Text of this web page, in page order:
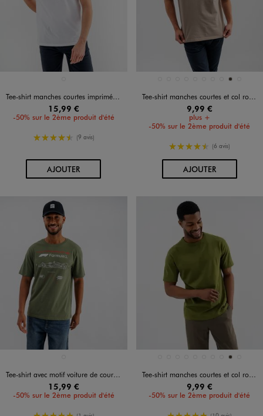
Tee-shirt manches courtes imprimé homme - Ashmolean Museum Oxford
15,99 €
-50% sur le 2ème produit d'été
4.5/5 de moyenne
(9 avis)
AJOUTERAU PANIER
Disponible en 10 coloris
MARRON FONCE
MARRON STANDARD
NOIR STANDARD
TAUPE
Tee-shirt manches courtes et col rond homme
9,99 €
plus +
-50% sur le 2ème produit d'été
4.5/5 de moyenne
(6 avis)
AJOUTERAU PANIER
Tee-shirt avec motif voiture de course homme - Formule 1
15,99 €
-50% sur le 2ème produit d'été
Disponible en 10 coloris
MARRON FONCE
MARRON STANDARD
NOIR STANDARD
TAUPE
Tee-shirt manches courtes et col rond homme
9,99 €
-50% sur le 2ème produit d'été